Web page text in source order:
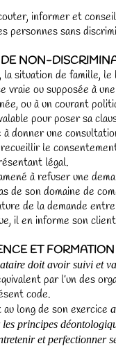
informer et
personnes sans
NON-
la situation de famille, le
vraie ou supposée à
ou à un courant
pour poser sa
à donner une
le
légal.
à refuser une
de son domaine de
de la demande
il en informe son
ET FORMATION
doit avoir suivi et
par l’un des
code.
long de son exercice
principes
et perfectionner